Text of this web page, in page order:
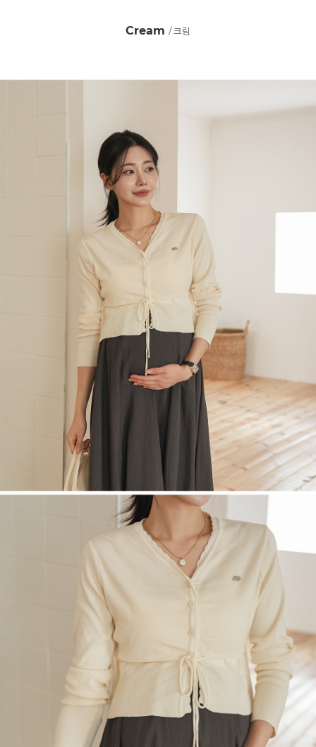
Cream / 크림